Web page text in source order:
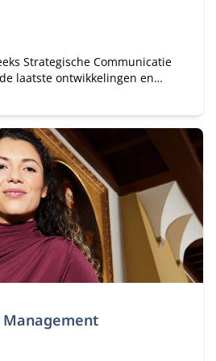
Strategische Communicatie
laatste ontwikkelingen en